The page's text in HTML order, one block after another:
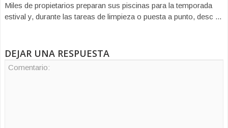
Miles de propietarios preparan sus piscinas para la temporada
estival y, durante las tareas de limpieza o puesta a punto, desc ...
DEJAR UNA RESPUESTA